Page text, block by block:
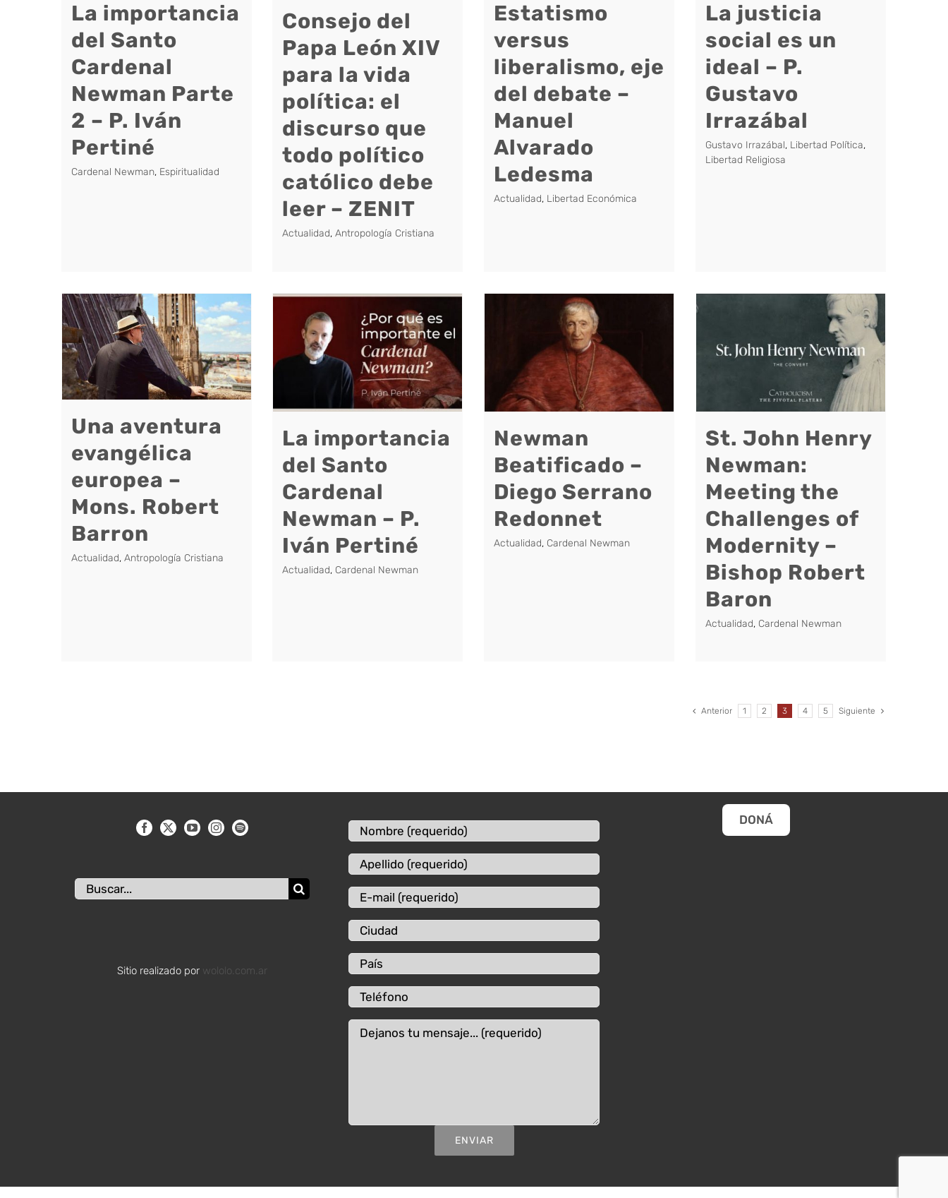
La importancia
del Santo
Cardenal
Newman Parte
2 – P. Iván
Pertiné
Cardenal Newman, Espiritualidad
Consejo del
Papa León XIV
para la vida
política: el
discurso que
todo político
católico debe
leer – ZENIT
Actualidad, Antropología Cristiana
Estatismo
versus
liberalismo, eje
del debate –
Manuel
Alvarado
Ledesma
Actualidad, Libertad Económica
La justicia
social es un
ideal – P.
Gustavo
Irrazábal
Gustavo Irrazábal, Libertad Política,
Libertad Religiosa
Una aventura
evangélica
europea –
Mons. Robert
Barron
Actualidad, Antropología Cristiana
La importancia
del Santo
Cardenal
Newman – P.
Iván Pertiné
Actualidad, Cardenal Newman
Newman
Beatificado –
Diego Serrano
Redonnet
Actualidad, Cardenal Newman
St. John Henry
Newman:
Meeting the
Challenges of
Modernity –
Bishop Robert
Baron
Actualidad, Cardenal Newman
Anterior 1 2 3 4 5 Siguiente
Buscar:
Sitio realizado por wololo.com.ar
DONÁ